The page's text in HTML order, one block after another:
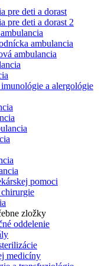
pre deti a dorast
pre deti a dorast 2
ambulancia
ambulancia
a alergológie
pomoci
zložky
oddelenie
medicíny